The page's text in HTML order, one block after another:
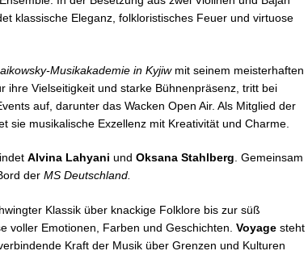
klassische Eleganz, folkloristisches Feuer und virtuose
Musikakademie in Kyjiwmit seinem meisterhaften
ihre Vielseitigkeit und starke Bühnenpräsenz, tritt bei
auf, darunter das Wacken Open Air. Als Mitglied der
sie musikalische Exzellenz mit Kreativität und Charme.
Alvina Lahyani und Oksana Stahlberg. Gemeinsam
der MS Deutschland.
Klassik über knackige Folklore bis zur süß
voller Emotionen, Farben und Geschichten. Voyage steht
Kraft der Musik über Grenzen und Kulturen